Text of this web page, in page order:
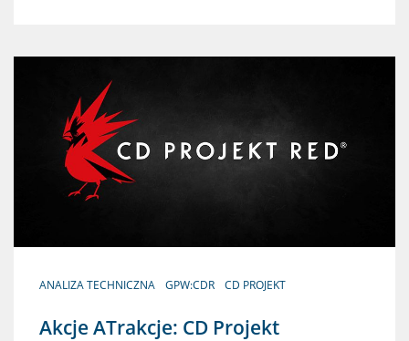
ANALIZA TECHNICZNA GPW:CDR CD PROJEKT
Akcje ATrakcje: CD Projekt